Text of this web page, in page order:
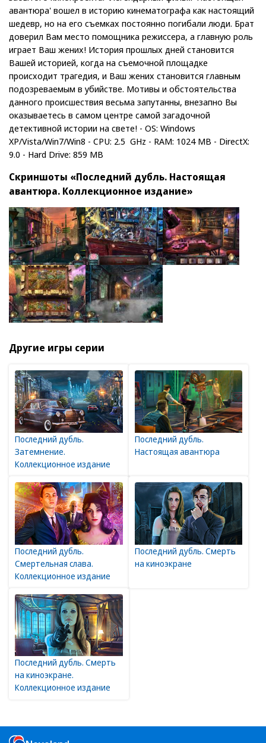
авантюра' вошел в историю кинематографа как настоящий
шедевр, но на его съемках постоянно погибали люди. Брат
доверил Вам место помощника режиссера, а главную роль
играет Ваш жених! История прошлых дней становится
Вашей историей, когда на съемочной площадке
происходит трагедия, и Ваш жених становится главным
подозреваемым в убийстве. Мотивы и обстоятельства
данного происшествия весьма запутанны, внезапно Вы
оказываетесь в самом центре самой загадочной
детективной истории на свете! - OS: Windows
XP/Vista/Win7/Win8 - CPU: 2.5 GHz - RAM: 1024 MB - DirectX:
9.0 - Hard Drive: 859 MB
Скриншоты «Последний дубль. Настоящая
авантюра. Коллекционное издание»
Другие игры серии
Последний дубль.
Затемнение.
Коллекционное издание
Последний дубль.
Настоящая авантюра
Последний дубль.
Смертельная слава.
Коллекционное издание
Последний дубль. Смерть
на киноэкране
Последний дубль. Смерть
на киноэкране.
Коллекционное издание